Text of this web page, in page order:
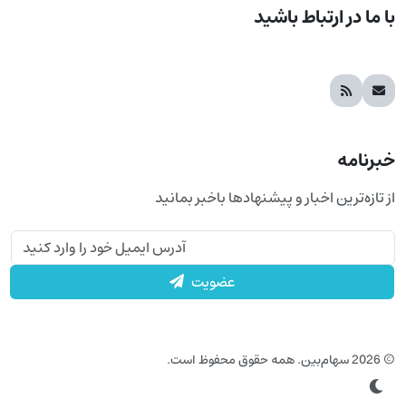
با ما در ارتباط باشید
خبرنامه
از تازه‌ترین اخبار و پیشنهادها باخبر بمانید
عضویت
© 2026 سهام‌بین. همه حقوق محفوظ است.